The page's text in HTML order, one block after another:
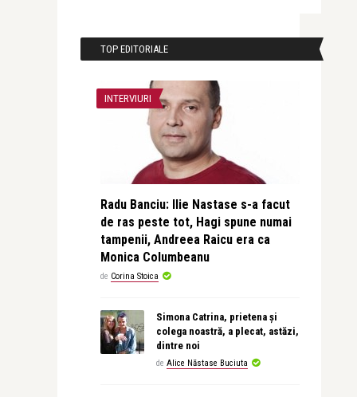
TOP EDITORIALE
INTERVIURI
Radu Banciu: Ilie Nastase s-a facut
de ras peste tot, Hagi spune numai
tampenii, Andreea Raicu era ca
Monica Columbeanu
de Corina Stoica
Simona Catrina, prietena și
colega noastră, a plecat, astăzi,
dintre noi
de Alice Năstase Buciuta